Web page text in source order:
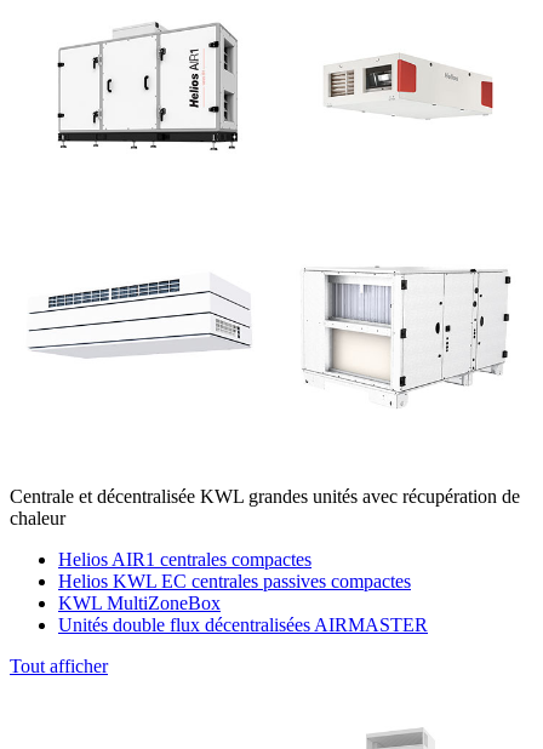
Centrale et décentralisée KWL grandes unités avec récupération de
chaleur
Helios AIR1 centrales compactes
Helios KWL EC centrales passives compactes
KWL MultiZoneBox
Unités double flux décentralisées AIRMASTER
Tout afficher